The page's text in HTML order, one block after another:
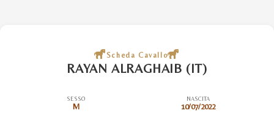
Scheda Cavallo
RAYAN ALRAGHAIB (IT)
SESSO
M
NASCITA
10/07/2022